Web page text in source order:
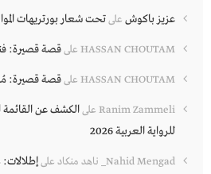
عزيز باكوش علىتحت شعار بورتريهات
HASSAN CHOUTAM علىقصة قصيرة:
HASSAN CHOUTAM علىقصة قصيرة:
Ranim Zammeli علىالكشف عن القائمة
للرواية العربية 2026
Nahid Mengad_ ناهد منكاد على